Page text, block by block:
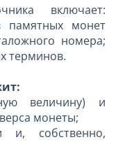
включает:
памятных монет
номера;
терминов.
величину) и
монеты;
и, собственно,